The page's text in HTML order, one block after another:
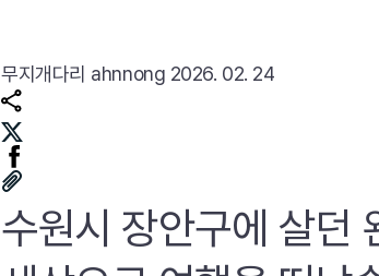
무지개다리 ahnnong 2026. 02. 24
수원시 장안구에 살던